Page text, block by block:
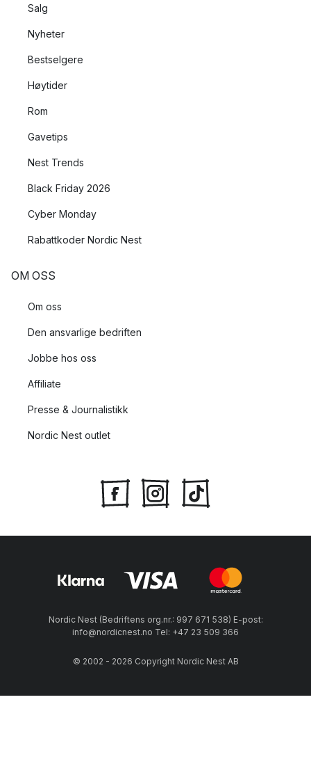
Salg
Nyheter
Bestselgere
Høytider
Rom
Gavetips
Nest Trends
Black Friday 2026
Cyber Monday
Rabattkoder Nordic Nest
OM OSS
Om oss
Den ansvarlige bedriften
Jobbe hos oss
Affiliate
Presse & Journalistikk
Nordic Nest outlet
Nordic Nest (Bedriftens org.nr.: 997 671 538) E-post:
info@nordicnest.no Tel: +47 23 509 366
© 2002 - 2026 Copyright Nordic Nest AB